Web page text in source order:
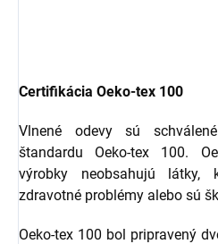
Certifikácia Oeko-tex 100
Vlnené odevy sú
štandardu Oeko-tex 100.
výrobky neobsahujú látky,
zdravotné problémy alebo sú
Oeko-tex 100 bol pripravený